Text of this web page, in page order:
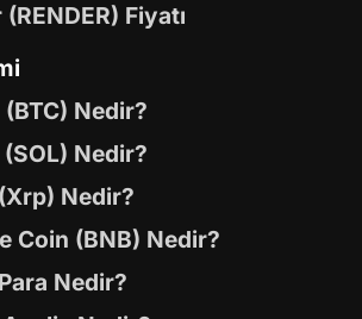
Fiyatı
Nedir?
Nedir?
Nedir?
Coin (BNB) Nedir?
Nedir?